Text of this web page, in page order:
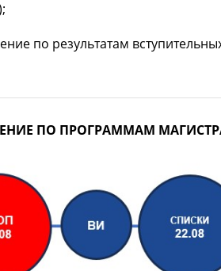
по результатам
ПО ПРОГРАММАМ